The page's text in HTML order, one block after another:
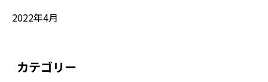
2022年4月
カテゴリー